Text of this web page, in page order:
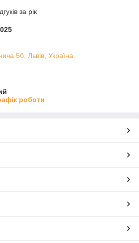
за рік
5б, Львів, Україна
роботи